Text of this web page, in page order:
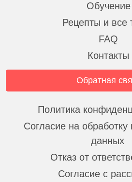
Обучение
Рецепты и все
FAQ
Контакты
Обратная
Политика
Согласие на
данных
Отказ от
Согласие с